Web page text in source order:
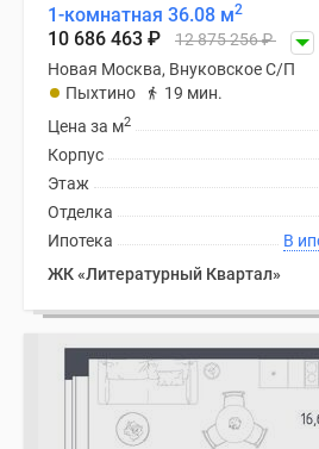
1-комнатная 36.08 м2
10 686 463 ₽ 12 875 256₽
Новая Москва, Внуковское С/П
Пыхтино
19 мин.
Цена за м2
Корпус
Этаж
Отделка
Ипотека
ЖК «Литературный Квартал»